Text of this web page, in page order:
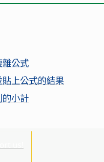
公式
上公式的結果
小計